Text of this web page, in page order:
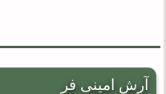
آرش امینی فر